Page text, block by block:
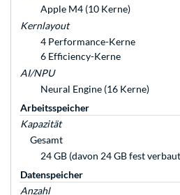
Apple M4 (10 Kerne)
Kernlayout
4 Performance-Kerne
6 Efficiency-Kerne
AI/NPU
Neural Engine (16 Kerne)
Arbeitsspeicher
Kapazität
Gesamt
24 GB (davon 24 GB fest
Datenspeicher
Anzahl